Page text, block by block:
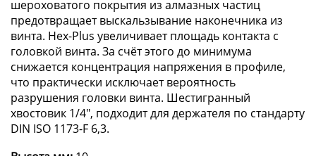
шероховатого покрытия из алмазных частиц
предотвращает выскальзывание наконечника из
винта. Hex-Plus увеличивает площадь контакта с
головкой винта. За счёт этого до минимума
снижается концентрация напряжения в профиле,
что практически исключает вероятность
разрушения головки винта. Шестигранный
хвостовик 1/4", подходит для держателя по стандарту
DIN ISO 1173-F 6,3.